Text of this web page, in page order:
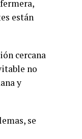
están
cercana
no
y
se